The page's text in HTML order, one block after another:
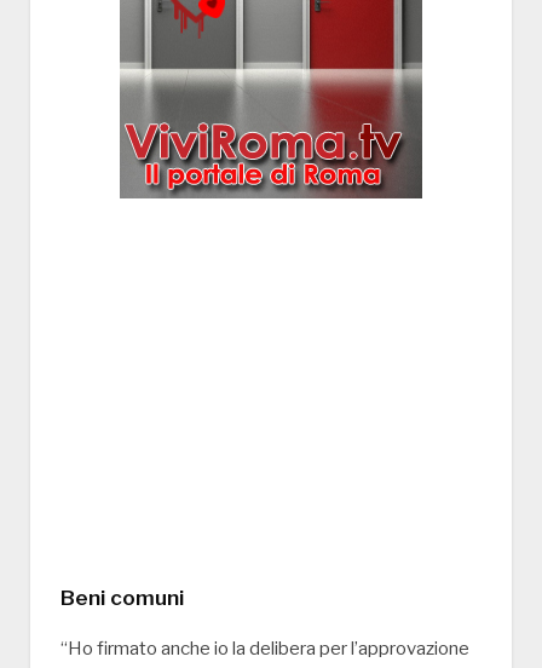
Beni comuni
“Ho firmato anche io la delibera per l’approvazione